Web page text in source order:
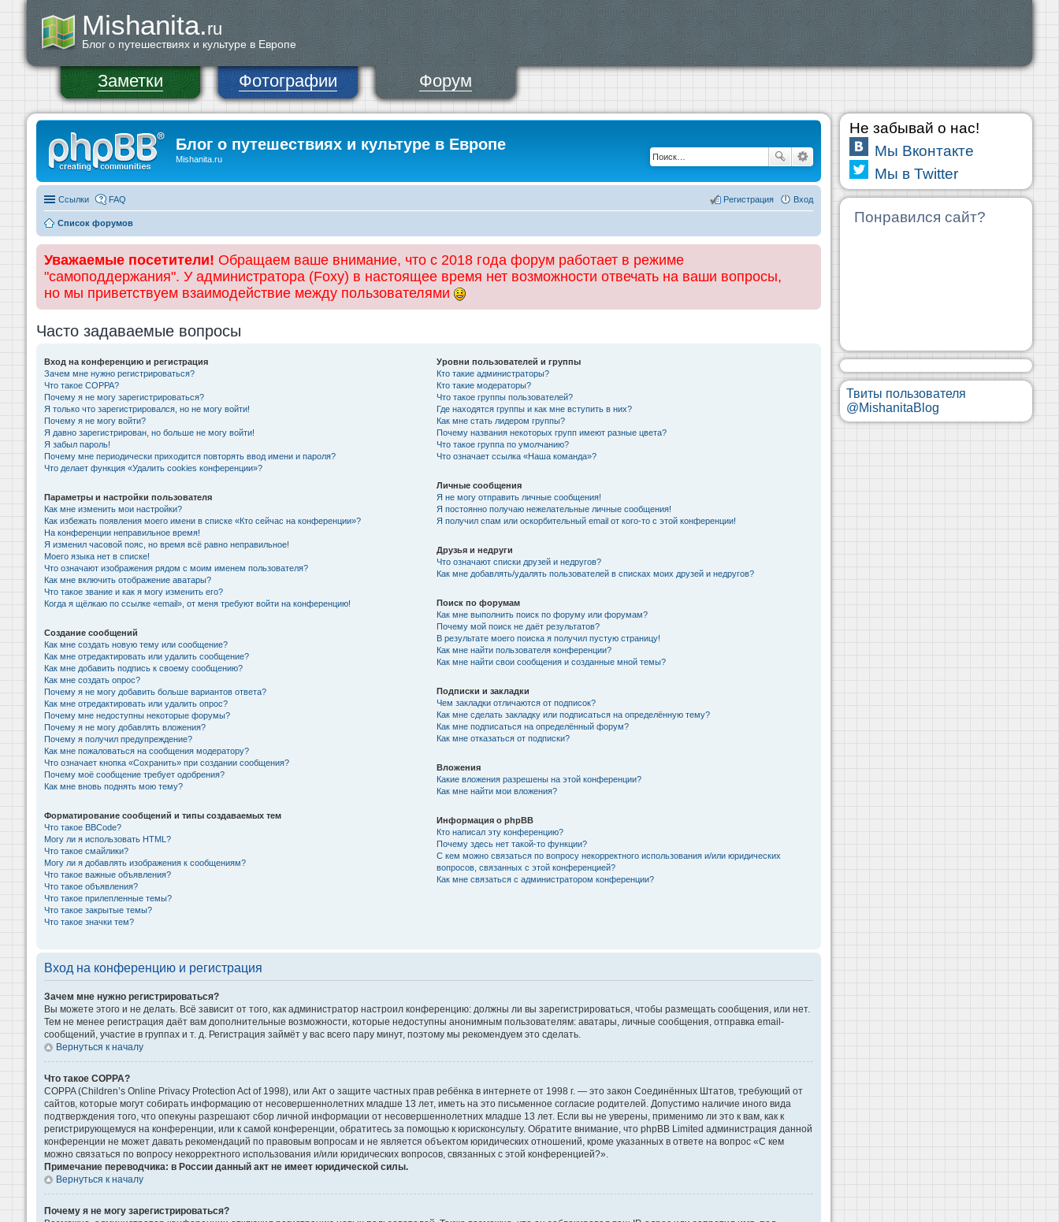
Mishanita.ru
Блог о путешествиях и культуре в Европе
Заметки Фотографии Форум
Блог о путешествиях и культуре в Европе
Mishanita.ru
Ссылки FAQ Вход
Регистрация
Список форумов
Уважаемые посетители! Обращаем ваше внимание, что с 2018 года форум работает в режиме
"самоподдержания". У администратора (Foxy) в настоящее время нет возможности отвечать на ваши вопросы,
но мы приветствуем взаимодействие между пользователями
Часто задаваемые вопросы
Вход на конференцию и регистрация
Зачем мне нужно регистрироваться?
Что такое COPPA?
Почему я не могу зарегистрироваться?
Я только что зарегистрировался, но не могу войти!
Почему я не могу войти?
Я давно зарегистрирован, но больше не могу войти!
Я забыл пароль!
Почему мне периодически приходится повторять ввод имени и пароля?
Что делает функция «Удалить cookies конференции»?
Параметры и настройки пользователя
Как мне изменить мои настройки?
Как избежать появления моего имени в списке «Кто сейчас на конференции»?
На конференции неправильное время!
Я изменил часовой пояс, но время всё равно неправильное!
Моего языка нет в списке!
Что означают изображения рядом с моим именем пользователя?
Как мне включить отображение аватары?
Что такое звание и как я могу изменить его?
Когда я щёлкаю по ссылке «email», от меня требуют войти на конференцию!
Создание сообщений
Как мне создать новую тему или сообщение?
Как мне отредактировать или удалить сообщение?
Как мне добавить подпись к своему сообщению?
Как мне создать опрос?
Почему я не могу добавить больше вариантов ответа?
Как мне отредактировать или удалить опрос?
Почему мне недоступны некоторые форумы?
Почему я не могу добавлять вложения?
Почему я получил предупреждение?
Как мне пожаловаться на сообщения модератору?
Что означает кнопка «Сохранить» при создании сообщения?
Почему моё сообщение требует одобрения?
Как мне вновь поднять мою тему?
Форматирование сообщений и типы создаваемых тем
Что такое BBCode?
Могу ли я использовать HTML?
Что такое смайлики?
Могу ли я добавлять изображения к сообщениям?
Что такое важные объявления?
Что такое объявления?
Что такое прилепленные темы?
Что такое закрытые темы?
Что такое значки тем?
Уровни пользователей и группы
Кто такие администраторы?
Кто такие модераторы?
Что такое группы пользователей?
Где находятся группы и как мне вступить в них?
Как мне стать лидером группы?
Почему названия некоторых групп имеют разные цвета?
Что такое группа по умолчанию?
Что означает ссылка «Наша команда»?
Личные сообщения
Я не могу отправить личные сообщения!
Я постоянно получаю нежелательные личные сообщения!
Я получил спам или оскорбительный email от кого-то с этой конференции!
Друзья и недруги
Что означают списки друзей и недругов?
Как мне добавлять/удалять пользователей в списках моих друзей и недругов?
Поиск по форумам
Как мне выполнить поиск по форуму или форумам?
Почему мой поиск не даёт результатов?
В результате моего поиска я получил пустую страницу!
Как мне найти пользователя конференции?
Как мне найти свои сообщения и созданные мной темы?
Подписки и закладки
Чем закладки отличаются от подписок?
Как мне сделать закладку или подписаться на определённую тему?
Как мне подписаться на определённый форум?
Как мне отказаться от подписки?
Вложения
Какие вложения разрешены на этой конференции?
Как мне найти мои вложения?
Информация о phpBB
Кто написал эту конференцию?
Почему здесь нет такой-то функции?
С кем можно связаться по вопросу некорректного использования и/или юридических
вопросов, связанных с этой конференцией?
Как мне связаться с администратором конференции?
Вход на конференцию и регистрация
Зачем мне нужно регистрироваться?
Вы можете этого и не делать. Всё зависит от того, как администратор настроил конференцию: должны ли вы зарегистрироваться, чтобы размещать сообщения, или нет.
Тем не менее регистрация даёт вам дополнительные возможности, которые недоступны анонимным пользователям: аватары, личные сообщения, отправка email-
сообщений, участие в группах и т. д. Регистрация займёт у вас всего пару минут, поэтому мы рекомендуем это сделать.
Вернуться к началу
Что такое COPPA?
COPPA (Children’s Online Privacy Protection Act of 1998), или Акт о защите частных прав ребёнка в интернете от 1998 г. — это закон Соединённых Штатов, требующий от
сайтов, которые могут собирать информацию от несовершеннолетних младше 13 лет, иметь на это письменное согласие родителей. Допустимо наличие иного вида
подтверждения того, что опекуны разрешают сбор личной информации от несовершеннолетних младше 13 лет. Если вы не уверены, применимо ли это к вам, как к
регистрирующемуся на конференции, или к самой конференции, обратитесь за помощью к юрисконсульту. Обратите внимание, что phpBB Limited администрация данной
конференции не может давать рекомендаций по правовым вопросам и не является объектом юридических отношений, кроме указанных в ответе на вопрос «С кем
можно связаться по вопросу некорректного использования и/или юридических вопросов, связанных с этой конференцией?».
Примечание переводчика: в России данный акт не имеет юридической силы.
Вернуться к началу
Почему я не могу зарегистрироваться?
Не забывай о нас!
Мы Вконтакте
Мы в Twitter
Понравился сайт?
Твиты пользователя
@MishanitaBlog